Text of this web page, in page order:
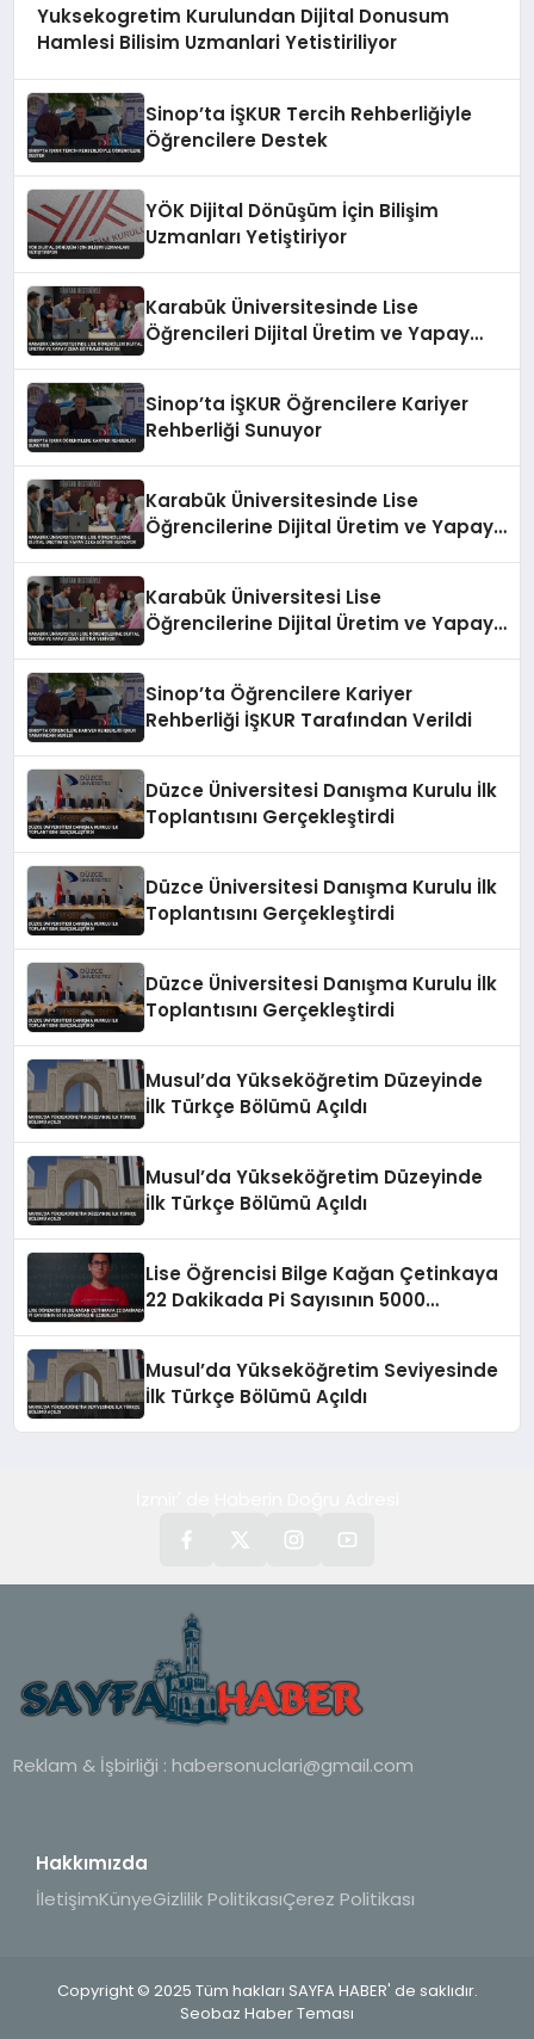
Yuksekogretim Kurulundan Dijital Donusum
Hamlesi Bilisim Uzmanlari Yetistiriliyor
Sinop’ta İŞKUR Tercih Rehberliğiyle
Öğrencilere Destek
YÖK Dijital Dönüşüm İçin Bilişim
Uzmanları Yetiştiriyor
Karabük Üniversitesinde Lise
Öğrencileri Dijital Üretim ve Yapay
Sinop’ta İŞKUR Öğrencilere Kariyer
Rehberliği Sunuyor
Karabük Üniversitesinde Lise
Öğrencilerine Dijital Üretim ve Yapay
Karabük Üniversitesi Lise
Öğrencilerine Dijital Üretim ve Yapay
Sinop’ta Öğrencilere Kariyer
Rehberliği İŞKUR Tarafından Verildi
Düzce Üniversitesi Danışma Kurulu İlk
Toplantısını Gerçekleştirdi
Düzce Üniversitesi Danışma Kurulu İlk
Toplantısını Gerçekleştirdi
Düzce Üniversitesi Danışma Kurulu İlk
Toplantısını Gerçekleştirdi
Musul’da Yükseköğretim Düzeyinde
İlk Türkçe Bölümü Açıldı
Musul’da Yükseköğretim Düzeyinde
İlk Türkçe Bölümü Açıldı
Lise Öğrencisi Bilge Kağan Çetinkaya
22 Dakikada Pi Sayısının 5000
Musul’da Yükseköğretim Seviyesinde
İlk Türkçe Bölümü Açıldı
Reklam & İşbirliği : habersonuclari@gmail.com
Hakkımızda
İletişimKünyeGizlilik PolitikasıÇerez Politikası
Copyright © 2025 Tüm hakları SAYFA HABER' de saklıdır.
Seobaz Haber Teması